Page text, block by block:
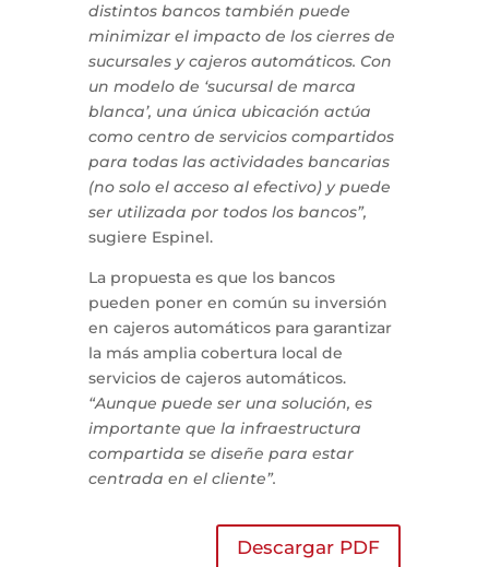
distintos bancos también puede
minimizar el impacto de los cierres de
sucursales y cajeros automáticos. Con
un modelo de ‘sucursal de marca
blanca’, una única ubicación actúa
como centro de servicios compartidos
para todas las actividades bancarias
(no solo el acceso al efectivo) y puede
ser utilizada por todos los bancos”,
sugiere Espinel.
La propuesta es que los bancos
pueden poner en común su inversión
en cajeros automáticos para garantizar
la más amplia cobertura local de
servicios de cajeros automáticos.
“Aunque puede ser una solución, es
importante que la infraestructura
compartida se diseñe para estar
centrada en el cliente”.
Descargar PDF